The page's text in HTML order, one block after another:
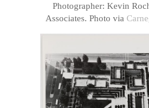
Photographer: Kevin
Associates. Photo via